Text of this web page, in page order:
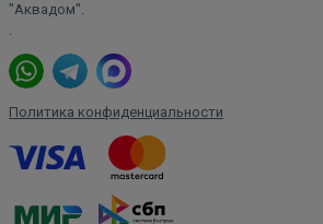
"Аквадом".
.
Политика конфиденциальности